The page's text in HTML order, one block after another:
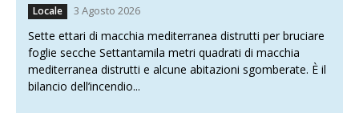
Locale 3 Agosto 2026
Sette ettari di macchia mediterranea distrutti per bruciare
foglie secche Settantamila metri quadrati di macchia
mediterranea distrutti e alcune abitazioni sgomberate. È il
bilancio dell’incendio...